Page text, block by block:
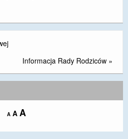
Informacja Rady Rodziców »
A Decrease
size.
A Reset
size.
AIncrease
size.